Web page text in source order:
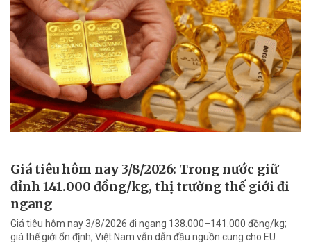
Giá tiêu hôm nay 3/8/2026: Trong nước giữ
đỉnh 141.000 đồng/kg, thị trường thế giới đi
ngang
Giá tiêu hôm nay 3/8/2026 đi ngang 138.000–141.000 đồng/kg;
giá thế giới ổn định, Việt Nam vẫn dẫn đầu nguồn cung cho EU.